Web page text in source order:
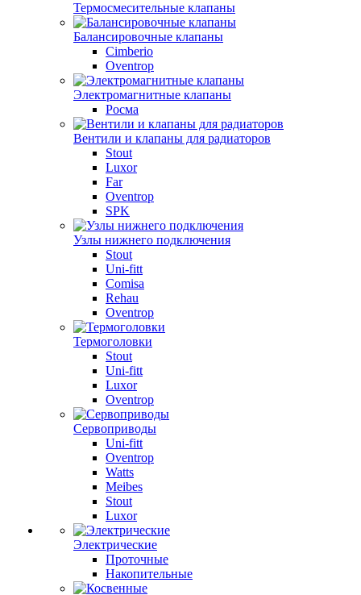
Термосмесительные клапаны
Балансировочные клапаны
Cimberio
Oventrop
Электромагнитные клапаны
Росма
Вентили и клапаны для радиаторов
Stout
Luxor
Far
Oventrop
SPK
Узлы нижнего подключения
Stout
Uni-fitt
Comisa
Rehau
Oventrop
Термоголовки
Stout
Uni-fitt
Luxor
Oventrop
Сервоприводы
Uni-fitt
Oventrop
Watts
Meibes
Stout
Luxor
Электрические
Проточные
Накопительные